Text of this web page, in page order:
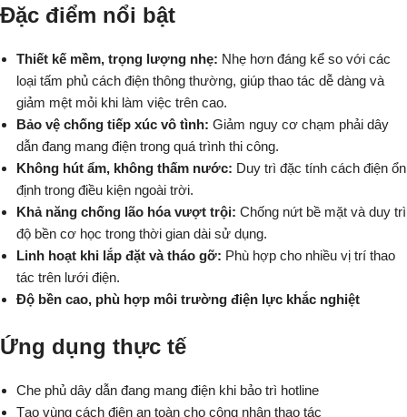
Đặc điểm nổi bật
Thiết kế mềm, trọng lượng nhẹ: Nhẹ hơn đáng kể so với các
loại tấm phủ cách điện thông thường, giúp thao tác dễ dàng và
giảm mệt mỏi khi làm việc trên cao.
Bảo vệ chống tiếp xúc vô tình: Giảm nguy cơ chạm phải dây
dẫn đang mang điện trong quá trình thi công.
Không hút ẩm, không thấm nước: Duy trì đặc tính cách điện ổn
định trong điều kiện ngoài trời.
Khả năng chống lão hóa vượt trội: Chống nứt bề mặt và duy trì
độ bền cơ học trong thời gian dài sử dụng.
Linh hoạt khi lắp đặt và tháo gỡ: Phù hợp cho nhiều vị trí thao
tác trên lưới điện.
Độ bền cao, phù hợp môi trường điện lực khắc nghiệt
Ứng dụng thực tế
Che phủ dây dẫn đang mang điện khi bảo trì hotline
Tạo vùng cách điện an toàn cho công nhân thao tác